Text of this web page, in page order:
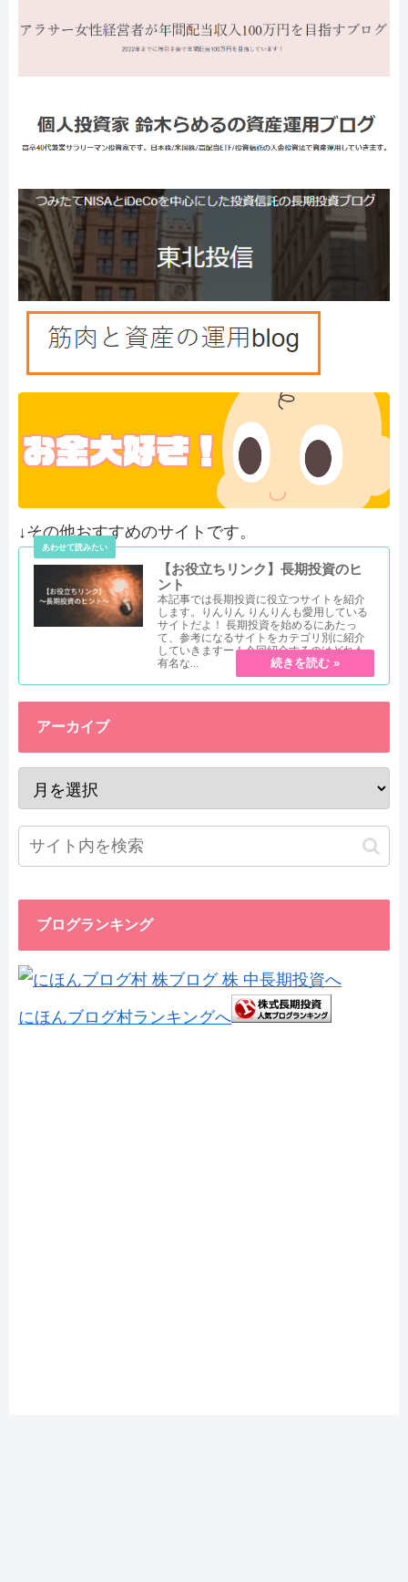
↓その他おすすめのサイトです。
【お役立ちリンク】長期投資のヒ
ント
本記事では長期投資に役立つサイトを紹介
します。りんりん りんりんも愛用している
サイトだよ！ 長期投資を始めるにあたっ
て、参考になるサイトをカテゴリ別に紹介
していきますー！今回紹介するのはどれも
有名な...
アーカイブ
ブログランキング
にほんブログ村ランキングへ